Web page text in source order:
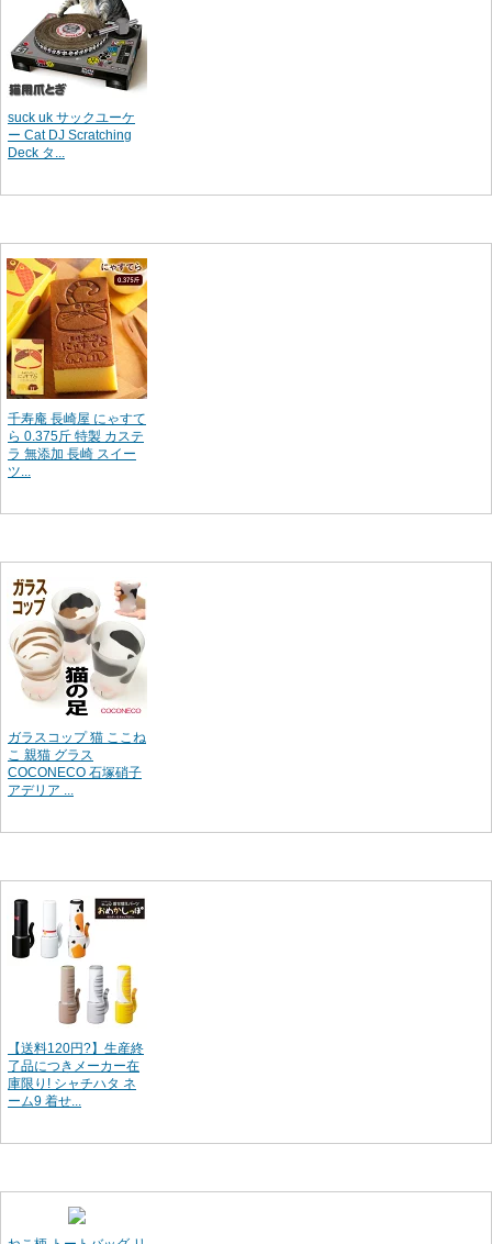
suck uk サックユーケ
ー Cat DJ Scratching
Deck タ...
千寿庵 長崎屋 にゃすて
ら 0.375斤 特製 カステ
ラ 無添加 長崎 スイー
ツ...
ガラスコップ 猫 ここね
こ 親猫 グラス
COCONECO 石塚硝子
アデリア ...
【送料120円?】生産終
了品につきメーカー在
庫限り! シャチハタ ネ
ーム9 着せ...